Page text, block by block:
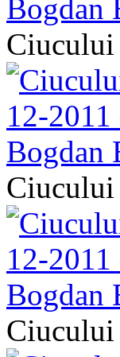
Ciucului
Ciucului
Ciucului